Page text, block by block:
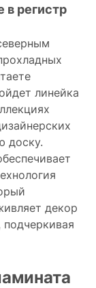
регистр
линейка
доску.
декор